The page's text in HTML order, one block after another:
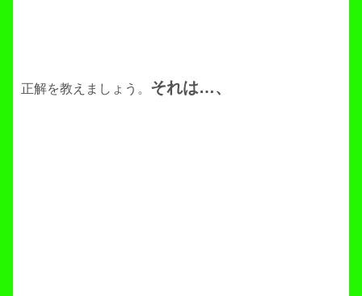
正解を教えましょう。 それは…、